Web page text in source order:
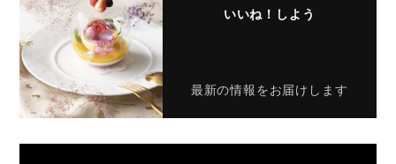
いいね！しよう
最新の情報をお届けします